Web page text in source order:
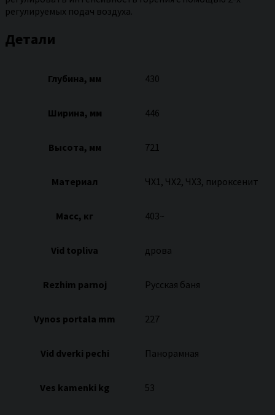
регулируемых подач воздуха.
Детали
Глубина, мм 430
Ширина, мм 446
Высота, мм 721
Материал ЧХ1, ЧХ2, ЧХ3, пироксенит
Масс, кг 403~
Vid topliva дрова
Rezhim parnoj Русская баня
Vynos portala mm 227
Vid dverki pechi Панорамная
Ves kamenki kg 53